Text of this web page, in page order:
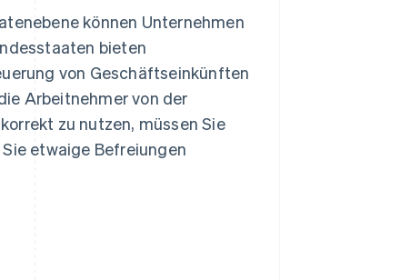
können Unternehmen
bieten
von Geschäftseinkünften
Arbeitnehmer von der
zu nutzen, müssen Sie
etwaige Befreiungen